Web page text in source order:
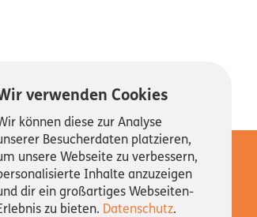
verwenden Cookies
können diese zur Analyse
Besucherdaten platzieren,
unsere Webseite zu verbessern,
Inhalte anzuzeigen
dir ein großartiges Webseiten-
zu bieten. Datenschutz.